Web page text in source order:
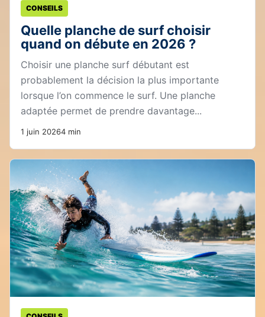
CONSEILS
Quelle planche de surf choisir
quand on débute en 2026 ?
Choisir une planche surf débutant est
probablement la décision la plus importante
lorsque l’on commence le surf. Une planche
adaptée permet de prendre davantage...
1 juin 20264 min